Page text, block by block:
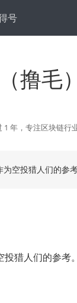
号
撸毛
年，专注区块链行
空投猎人们的参考
猎人们的参考。